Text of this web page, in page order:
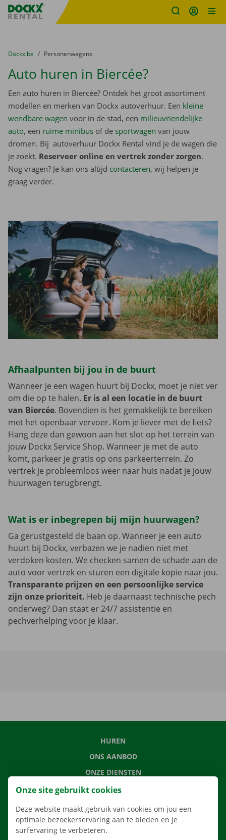
Fratello DEMO
U bevindt zich hier:
van
Dockx.be naar
Personenwagens
Auto huren in Biercée?
Een auto huren in Biercée? Ontdek het groot assortiment
modellen en merken van Dockx autoverhuur. Een kleine
wendbare wagen voor in de stad, een milieuvriendelijke
auto, een ruime minibus of de sportwagen van jouw
dromen. Bij autoverhuur Dockx Rental vind je de wagen die
je zoekt. Reserveer online en vertrek zonder zorgen.
Nog vragen? Je kan ons altijd contacteren, wij helpen je
graag verder.
Afhaalpunten bij jou in de buurt
Wanneer je een wagen huurt bij Dockx, moet je niet ver
om die op te halen. Er is al een locatie in de buurt
van Biercée. Bovendien is het gemakkelijk te bereiken
met het openbaar vervoer. Kom je liever met de fiets?
Hang deze dan gewoon aan het slot op het terrein van
jouw Dockx Service Shop. Wanneer je met de auto
komt, parkeer je gratis op ons parkeerterrein. Zo
vertrek je probleemloos weer naar huis nadat je jouw
huurwagen terugbrengt.
Wat is er inbegrepen bij mijn huurwagen?
Ga gerustgesteld de baan op. Wanneer je een auto
huurt bij Dockx, verbazen we je nadien niet met
verdoken kosten. We checken samen de schade aan de
auto voor vertrek en sturen een digitale kopie naar jou.
Transparante prijzen en een persoonlijke service
zijn onze prioriteit. Heb je daarnaast technische pech
onderweg? Dan staat er 24/7 assistentie en
pechverhelping voor je klaar.
HUREN
ONS AANBOD
ONZE DIENSTEN
LOCATIES
VERHUISOPLOSSINGEN
Onze site gebruikt cookies
Deze website maakt gebruik van cookies om jou een
optimale bezoekerservaring aan te bieden en je
surfervaring te verbeteren.